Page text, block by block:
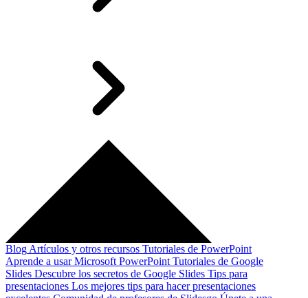
Blog Artículos y otros recursos Tutoriales de PowerPoint
Aprende a usar Microsoft PowerPoint Tutoriales de Google
Slides Descubre los secretos de Google Slides Tips para
presentaciones Los mejores tips para hacer presentaciones